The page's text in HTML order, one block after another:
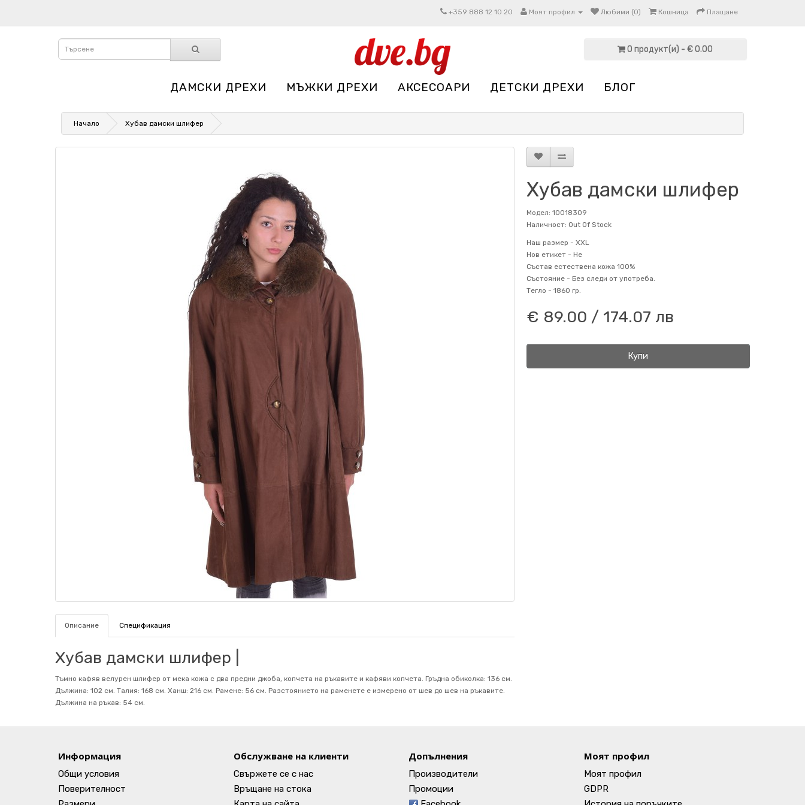
+359 888 12 10 20 Моят профил Любими (0) Кошница Плащане
0 продукт(и) - € 0.00
ДАМСКИ ДРЕХИ МЪЖКИ ДРЕХИ АКСЕСОАРИ ДЕТСКИ ДРЕХИ БЛОГ
Начало Хубав дамски шлифер
Описание Спецификация
Хубав дамски шлифер |
Тъмно кафяв велурен шлифер от мека кожа с два предни джоба, копчета на ръкавите и кафяви копчета. Гръдна обиколка: 136 см.
Дължина: 102 см. Талия: 168 см. Ханш: 216 см. Рамене: 56 см. Разстоянието на раменете е измерено от шев до шев на ръкавите.
Дължина на ръкав: 54 см.
Хубав дамски шлифер
Модел: 10018309
Наличност: Out Of Stock
Наш размер - XXL
Нов етикет - Не
Състав естествена кожа 100%
Състояние - Без следи от употреба.
Тегло - 1860 гр.
€ 89.00 / 174.07 лв
Купи
Информация
Общи условия
Поверителност
Обслужване на клиенти
Свържете се с нас
Връщане на стока
Допълнения
Производители
Промоции
Моят профил
Моят профил
GDPR